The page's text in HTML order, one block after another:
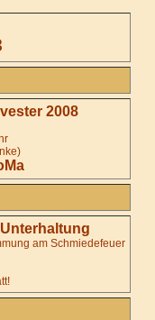
2008
am Schmiedefeuer